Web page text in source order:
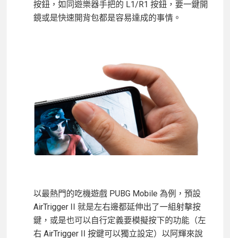
按鈕，如同遊樂器手把的 L1/R1 按鈕，要一鍵開
鏡或是快速開背包都是容易達成的事情。
以最熱門的吃機遊戲 PUBG Mobile 為例，預設
AirTrigger II 就是左右邊都延伸出了一組射擊按
鍵，或是也可以自行定義要模擬按下的功能（左
右 AirTrigger II 按鍵可以獨立設定）以阿輝來說